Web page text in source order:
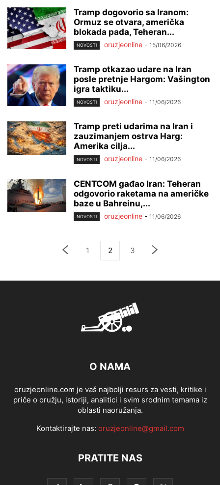
Tramp dogovorio sa Iranom:
Ormuz se otvara, američka
blokada pada, Teheran...
NOVOSTI oruzjeonline - 15/06/2026
Tramp otkazao udare na Iran
posle pretnje Hargom: Vašington
igra taktiku...
NOVOSTI oruzjeonline - 11/06/2026
Tramp preti udarima na Iran i
zauzimanjem ostrva Harg:
Amerika cilja...
NOVOSTI oruzjeonline - 11/06/2026
CENTCOM gađao Iran: Teheran
odgovorio raketama na američke
baze u Bahreinu,...
NOVOSTI oruzjeonline - 11/06/2026
1 2 3
O NAMA
oruzjeonline.com je vaš najbolji resurs za vesti, kritike i
priče o oružju, istoriji, analitici i svim srodnim temama iz
oblasti naoružanja.
Kontaktirajte nas: oruzjeonline@gmail.com
PRATITE NAS